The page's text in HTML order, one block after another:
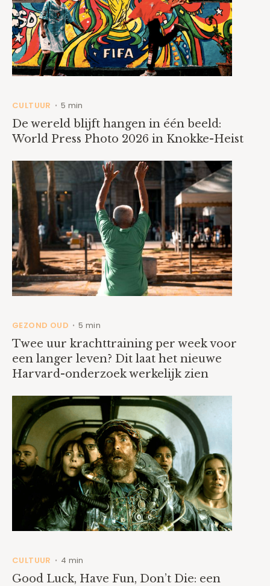
CULTUUR • 5 min
De wereld blijft hangen in één beeld:
World Press Photo 2026 in Knokke-Heist
GEZOND OUD • 5 min
Twee uur krachttraining per week voor
een langer leven? Dit laat het nieuwe
Harvard-onderzoek werkelijk zien
CULTUUR • 4 min
Good Luck, Have Fun, Don’t Die: een